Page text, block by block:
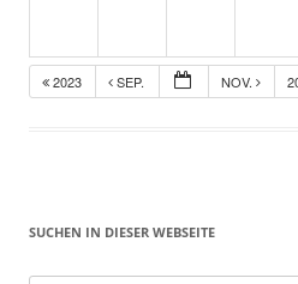
2023 SEP. NOV.
SUCHEN IN DIESER WEBSEITE